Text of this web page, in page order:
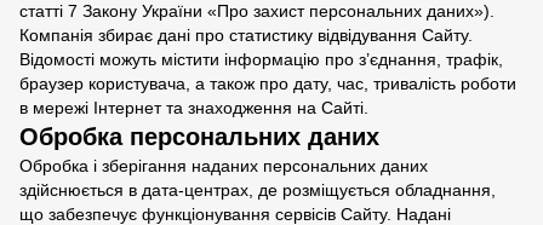
статті 7 Закону України «Про захист персональних даних»).
Компанія збирає дані про статистику відвідування Сайту.
Відомості можуть містити інформацію про з’єднання, трафік,
браузер користувача, а також про дату, час, тривалість роботи
в мережі Інтернет та знаходження на Сайті.
Обробка персональних даних
Обробка і зберігання наданих персональних даних
здійснюється в дата-центрах, де розміщується обладнання,
що забезпечує функціонування сервісів Сайту. Надані